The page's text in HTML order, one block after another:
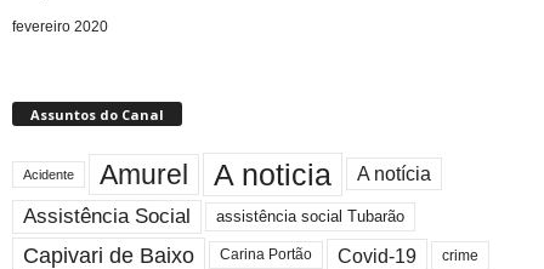
fevereiro 2020
Assuntos do Canal
Acidente Amurel A noticia A notícia
Assistência Social assistência social Tubarão
Capivari de Baixo Carina Portão Covid-19 crime